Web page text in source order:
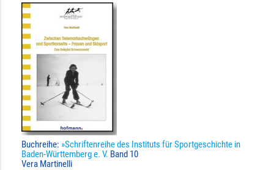
Buchreihe: »Schriftenreihe des Instituts für Sportgeschichte in
Baden-Württemberg e. V. Band 10
Vera Martinelli